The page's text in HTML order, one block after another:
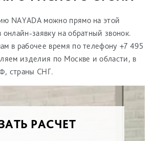
NAYADA можно прямо на этой
онлайн-заявку на обратный звонок.
в рабочее время по телефону +7 495
изделия по Москве и области, в
страны СНГ.
РАСЧЕТ